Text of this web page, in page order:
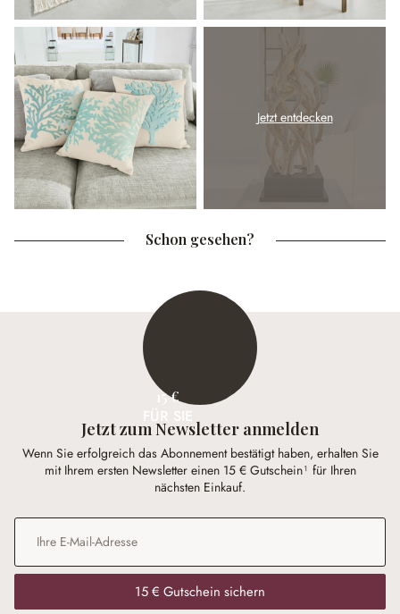
Jetzt entdecken
Schon gesehen?
15 €
Jetzt zum Newsletter anmelden
Wenn Sie erfolgreich das Abonnement bestätigt haben, erhalten Sie
mit Ihrem ersten Newsletter einen 15 € Gutschein¹ für Ihren
nächsten Einkauf.
E-Mail-Adresse*
15 € Gutschein sichern